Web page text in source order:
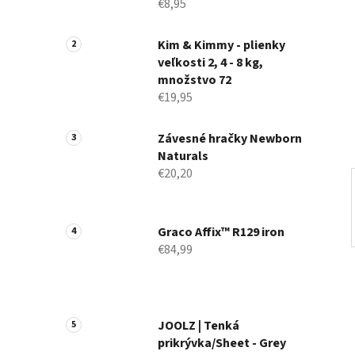
n
€8,95
Kim & Kimmy - plienky
veľkosti 2, 4 - 8 kg,
množstvo 72
€19,95
Závesné hračky Newborn
Naturals
€20,20
Graco Affix™ R129 iron
€84,99
JOOLZ | Tenká
prikrývka/Sheet - Grey